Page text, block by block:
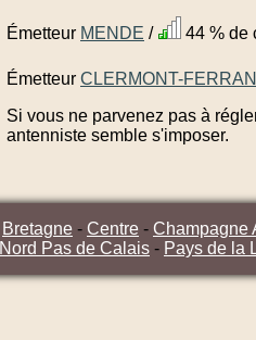
Émetteur MENDE / 44 % de
Émetteur CLERMONT-
Si vous ne parvenez pas à
antenniste semble s'imposer.
Bretagne - Centre - Champagne
Nord Pas de Calais - Pays de la